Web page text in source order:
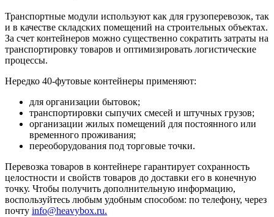
Транспортные модули используют как для грузоперевозок, так
и в качестве складских помещений на строительных объектах.
За счет контейнеров можно существенно сократить затраты на
транспортировку товаров и оптимизировать логистические
процессы.
Нередко 40-футовые контейнеры применяют:
для организации бытовок;
транспортировки сыпучих смесей и штучных грузов;
организации жилых помещений для постоянного или
временного проживания;
переоборудования под торговые точки.
Перевозка товаров в контейнере гарантирует сохранность
целостности и свойств товаров до доставки его в конечную
точку. Чтобы получить дополнительную информацию,
воспользуйтесь любым удобным способом: по телефону, через
почту info@heavybox.ru.